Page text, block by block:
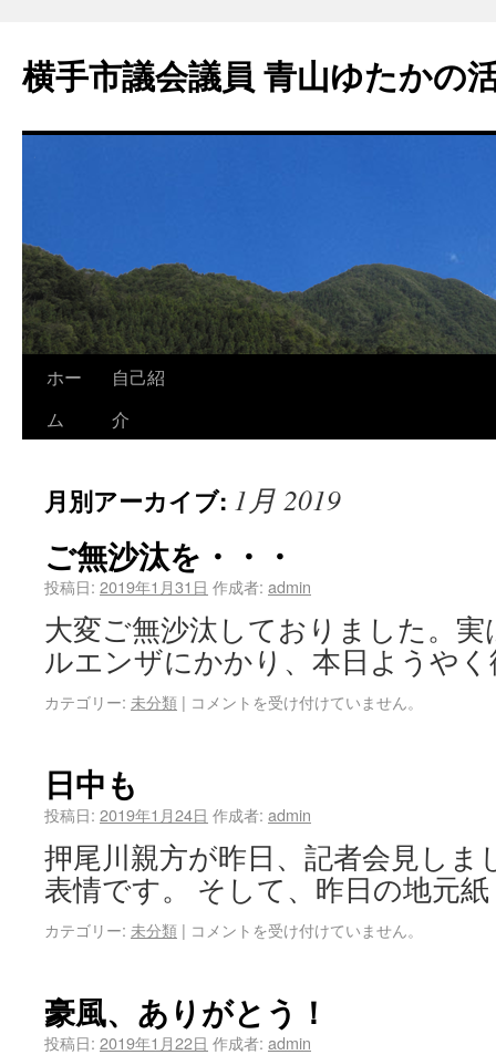
横手市議会議員 青山ゆたかの
ホー
ム
自己紹
介
月別アーカイブ: 1月 2019
ご無沙汰を・・・
投稿日: 2019年1月31日 作成者: admin
大変ご無沙汰しておりました。
ルエンザにかかり、本日ようや
カテゴリー: 未分類 | コメントを受け付けていません。
日中も
投稿日: 2019年1月24日 作成者: admin
押尾川親方が昨日、記者会見し
表情です。 そして、昨日の地元
カテゴリー: 未分類 | コメントを受け付けていません。
豪風、ありがとう！
投稿日: 2019年1月22日 作成者: admin